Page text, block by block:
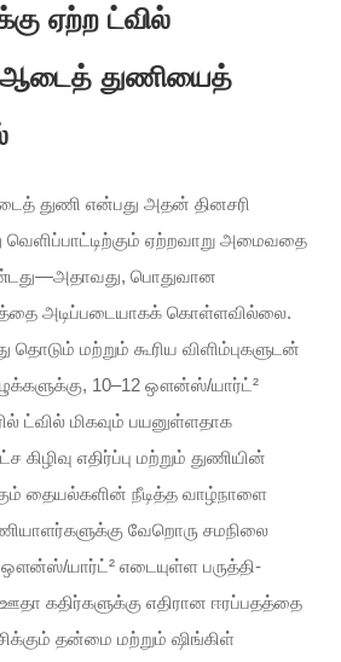
ஏற்ற ட்வில்
ஆடைத் துணியைத்
துணி என்பது அதன் தினசரி
ஏற்றவாறு அமைவதை
பொதுவான
அடிப்படையாகக் கொள்ளவில்லை.
தொடும் மற்றும் கூரிய விளிம்புகளுடன்
10–12 ஔன்ஸ்/யார்ட்²
ட்வில் மிகவும் பயனுள்ளதாக
கிழிவு எதிர்ப்பு மற்றும் துணியின்
தையல்களின் நீடித்த வாழ்நாளை
வேறொரு சமநிலை
ஔன்ஸ்/யார்ட்² எடையுள்ள பருத்தி-
கதிர்களுக்கு எதிரான ஈரப்பதத்தை
தன்மை மற்றும் ஷிங்கிள்